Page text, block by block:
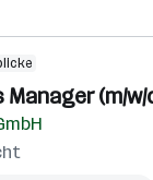
(m/w/